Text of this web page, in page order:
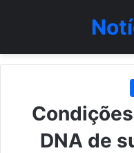
DNA de